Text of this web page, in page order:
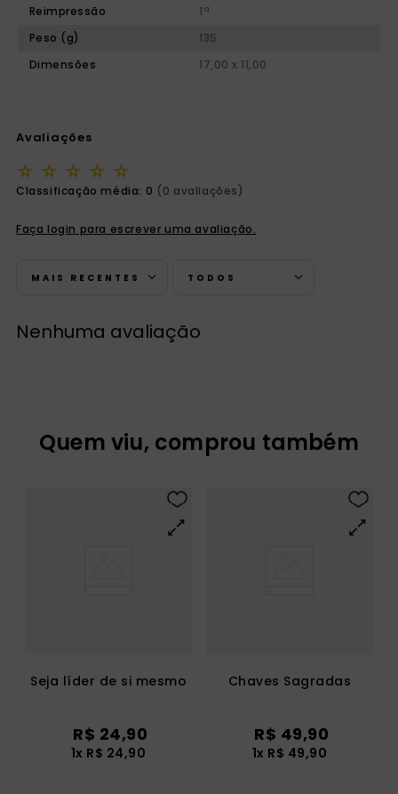
Reimpressão
1ª
Peso (g)
135
Dimensões
17,00 x 11,00
Avaliações
☆ ☆ ☆ ☆ ☆
Classificação média: 0 (0 avaliações)
Faça login para escrever uma avaliação.
MAIS RECENTES TODOS
Nenhuma avaliação
Quem viu, comprou também
Seja líder de si mesmo
R$ 24,90
1x R$ 24,90
Chaves Sagradas
R$ 49,90
1x R$ 49,90